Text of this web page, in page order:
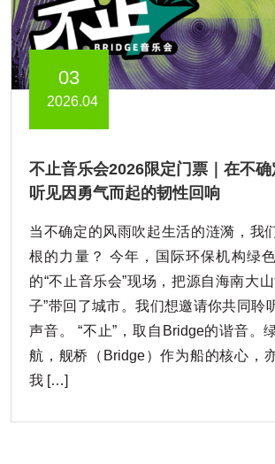
03
2026.04
不止音乐会2026限定门票｜在不确
听见因勇气而起的韧性回响
当不确定的风雨吹起生活的涟漪，我
根的力量？ 今年，国际环保机构绿
的“不止音乐会”现场，把源自海南大
子”带回了城市。我们想邀请你共同聆
声音。 “不止”，取自Bridge的谐音。
航，舰桥（Bridge）作为船的核心，
我 […]